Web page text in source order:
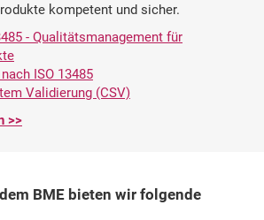
kompetent und sicher.
- Qualitätsmanagement für
ISO 13485
Validierung (CSV)
>>
BME bieten wir folgende